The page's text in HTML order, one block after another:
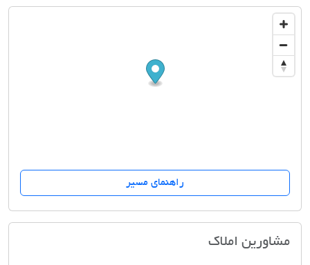
راهنمای مسیر
مشاورین املاکمسکن پر ساله